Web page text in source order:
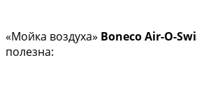
«Мойка воздуха» Boneco Air-O-
полезна: